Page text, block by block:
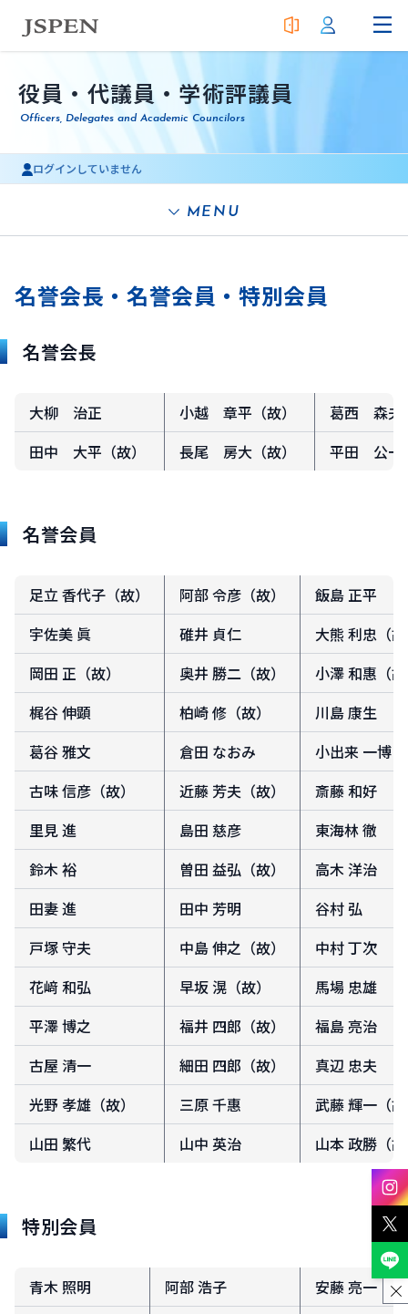
役員・代議員・学術評議員
Officers, Delegates and Academic Councilors
ログインしていません
MENU
名誉会長・名誉会員・特別会員
名誉会長
大柳 治正 小越 章平（故）
葛西 森夫
田中 大平（故）
長尾 房大（故） 平田 公一
名誉会員
足立 香代子（故） 阿部 令彦（故）
飯島 正平
宇佐美 眞
碓井 貞仁
大熊 利忠（
岡田 正（故）
奥井 勝二（故）
小澤 和惠（
梶谷 伸顕
柏崎 修（故）
川島 康生
葛谷 雅文
倉田 なおみ
小出来 一博
古味 信彦（故）
近藤 芳夫（故）
斎藤 和好
里見 進
島田 慈彦
東海林 徹
鈴木 裕
曽田 益弘（故）
高木 洋治
田妻 進
田中 芳明
谷村 弘
戸塚 守夫
中島 伸之（故）
中村 丁次
花﨑 和弘
早坂 滉（故）
馬場 忠雄
平澤 博之
福井 四郎（故）
福島 亮治
古屋 清一
細田 四郎（故）
真辺 忠夫
光野 孝雄（故）
三原 千惠
武藤 輝一（
山田 繁代
山中 英治 山本 政勝（
特別会員
青木 照明 阿部 浩子
安藤 亮一